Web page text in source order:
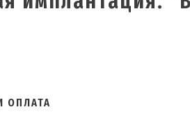
ОПЛАТА